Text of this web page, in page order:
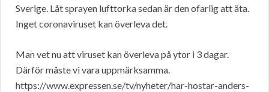
Sverige. Låt sprayen lufttorka sedan är den ofarlig att äta.
Inget coronaviruset kan överleva det.
Man vet nu att viruset kan överleva på ytor i 3 dagar.
Därför måste vi vara uppmärksamma.
https://www.expressen.se/tv/nyheter/har-hostar-anders-